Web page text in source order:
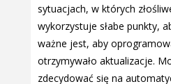
sytuacjach, w których
wykorzystuje słabe punkty,
ważne jest, aby
otrzymywało aktualizacje.
zdecydować się na